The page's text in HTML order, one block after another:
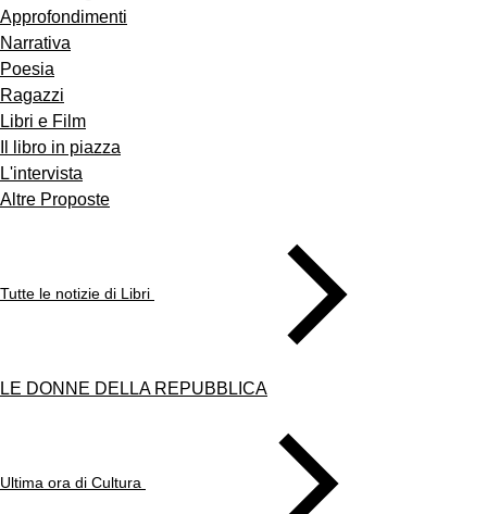
Approfondimenti
Narrativa
Poesia
Ragazzi
Libri e Film
Il libro in piazza
L'intervista
Altre Proposte
Tutte le notizie di Libri
LE DONNE DELLA REPUBBLICA
Ultima ora di Cultura